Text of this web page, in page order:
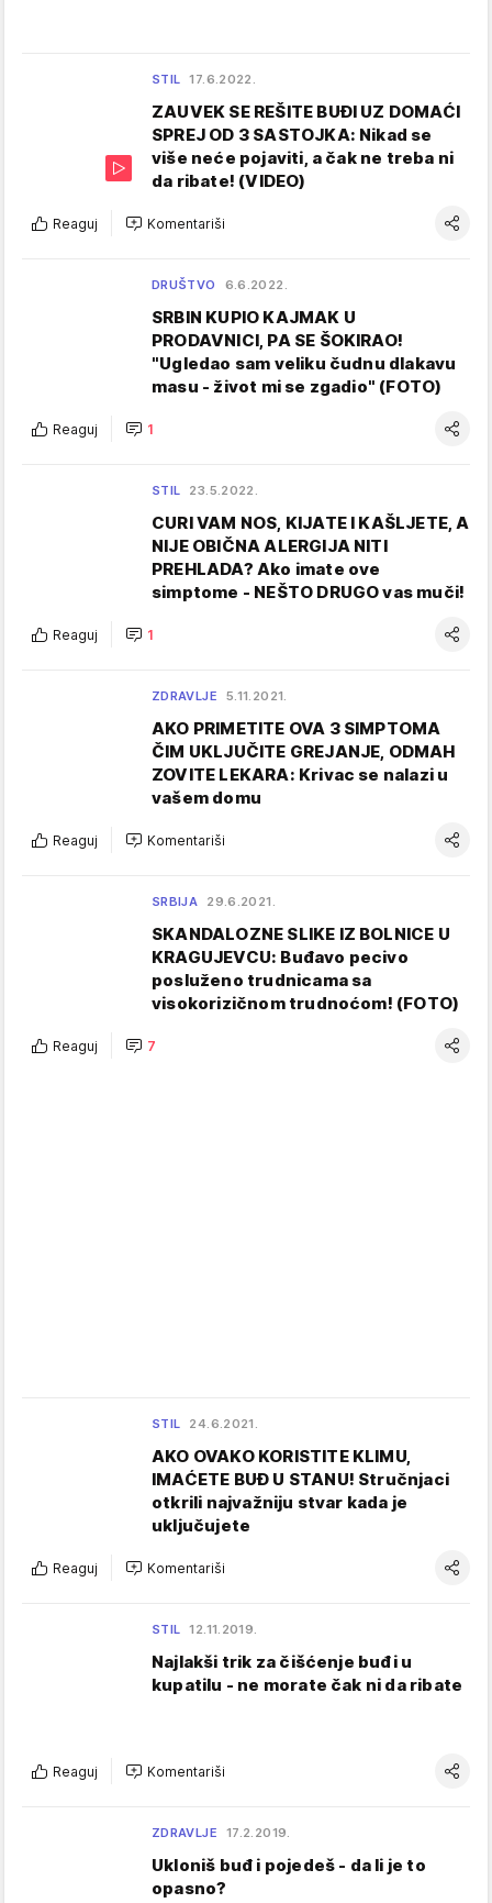
STIL 17.6.2022.
ZAUVEK SE REŠITE BUĐI UZ DOMAĆI
SPREJ OD 3 SASTOJKA: Nikad se
više neće pojaviti, a čak ne treba ni
da ribate! (VIDEO)
Reaguj Komentariši
DRUŠTVO 6.6.2022.
SRBIN KUPIO KAJMAK U
PRODAVNICI, PA SE ŠOKIRAO!
"Ugledao sam veliku čudnu dlakavu
masu - život mi se zgadio" (FOTO)
Reaguj 1
STIL 23.5.2022.
CURI VAM NOS, KIJATE I KAŠLJETE, A
NIJE OBIČNA ALERGIJA NITI
PREHLADA? Ako imate ove
simptome - NEŠTO DRUGO vas muči!
Reaguj 1
ZDRAVLJE 5.11.2021.
AKO PRIMETITE OVA 3 SIMPTOMA
ČIM UKLJUČITE GREJANJE, ODMAH
ZOVITE LEKARA: Krivac se nalazi u
vašem domu
Reaguj Komentariši
SRBIJA 29.6.2021.
SKANDALOZNE SLIKE IZ BOLNICE U
KRAGUJEVCU: Buđavo pecivo
posluženo trudnicama sa
visokorizičnom trudnoćom! (FOTO)
Reaguj 7
STIL 24.6.2021.
AKO OVAKO KORISTITE KLIMU,
IMAĆETE BUĐ U STANU! Stručnjaci
otkrili najvažniju stvar kada je
uključujete
Reaguj Komentariši
STIL 12.11.2019.
Najlakši trik za čišćenje buđi u
kupatilu - ne morate čak ni da ribate
Reaguj Komentariši
ZDRAVLJE 17.2.2019.
Ukloniš buđ i pojedeš - da li je to
opasno?